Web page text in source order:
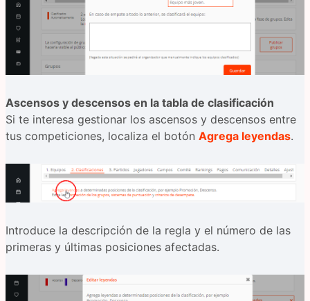
Ascensos y descensos en la tabla de clasificación
Si te interesa gestionar los ascensos y descensos entre
tus competiciones, localiza el botón Agrega leyendas.
Introduce la descripción de la regla y el número de las
primeras y últimas posiciones afectadas.